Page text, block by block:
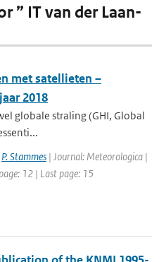
” IT van der Laan-
met satellieten –
2018
globale straling (GHI, Global
P. Stammes | Journal: Meteorologica |
12 | Last page: 15